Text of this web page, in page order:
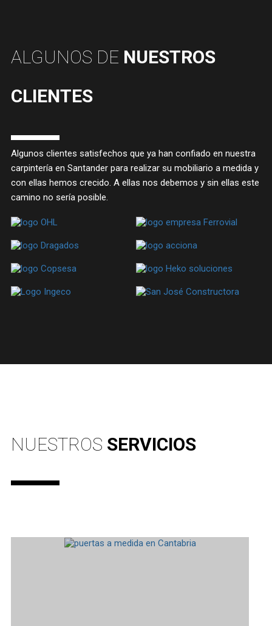
ALGUNOS DE NUESTROS
CLIENTES
Algunos clientes satisfechos que ya han confiado en nuestra
carpintería en Santander para realizar su mobiliario a medida y
con ellas hemos crecido. A ellas nos debemos y sin ellas este
camino no sería posible.
NUESTROS SERVICIOS